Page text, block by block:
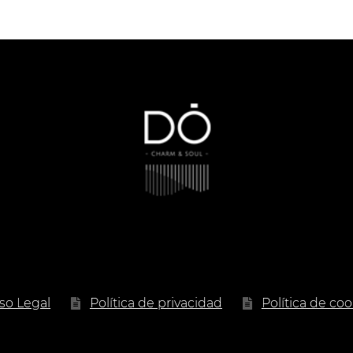
precios:
4.00 €
hasta
21.90 €
Legal Política de privacidad Política de